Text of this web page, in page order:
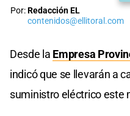
Por:Redacción EL
contenidos@ellitoral.com
Desde la Empresa
indicó que se llevarán a
suministro eléctrico este